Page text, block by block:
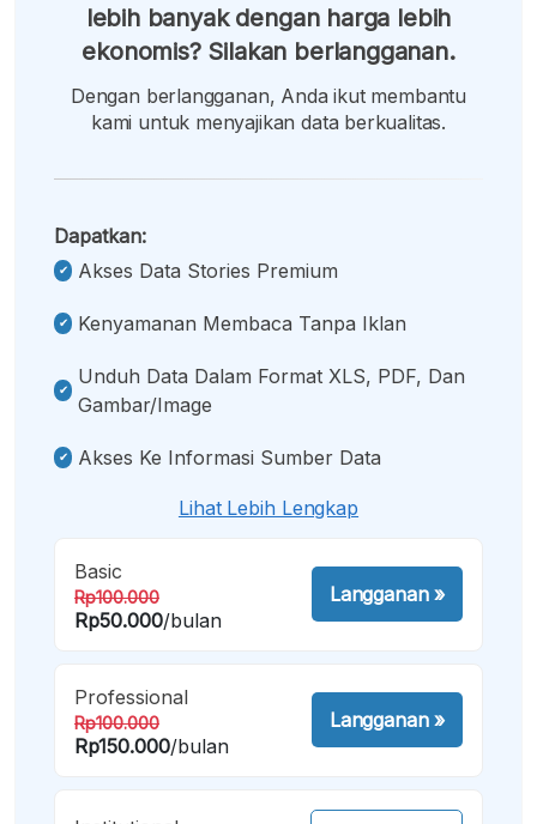
lebih banyak dengan harga lebih
ekonomis? Silakan berlangganan.
Dengan berlangganan, Anda ikut membantu
kami untuk menyajikan data berkualitas.
Dapatkan:
Akses Data Stories Premium
Kenyamanan Membaca Tanpa Iklan
Unduh Data Dalam Format XLS, PDF, Dan
Gambar/image
Akses Ke Informasi Sumber Data
Lihat Lebih Lengkap
Basic
Rp100.000
Rp50.000/bulan
Langganan»
Professional
Rp100.000
Rp150.000/bulan
Langganan»